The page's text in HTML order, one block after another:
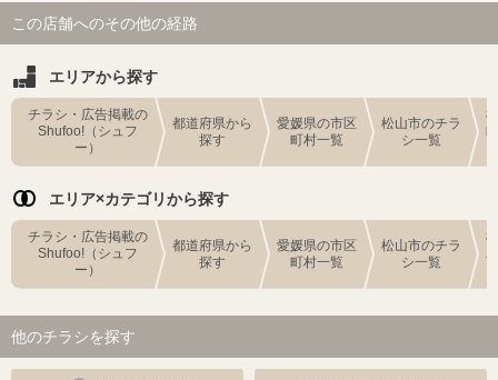
この店舗へのその他の経路
エリアから探す
チラシ・広告掲載の
Shufoo!（シュフ
ー）
都道府県から
探す
愛媛県の市区
町村一覧
松山市のチラ
シ一覧
エリア×カテゴリから探す
チラシ・広告掲載の
Shufoo!（シュフ
ー）
都道府県から
探す
愛媛県の市区
町村一覧
松山市のチラ
シ一覧
他のチラシを探す